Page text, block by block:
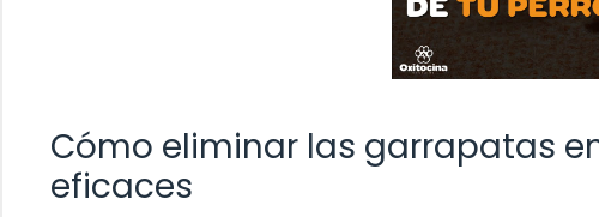
Cómo eliminar las garrapatas
eficaces